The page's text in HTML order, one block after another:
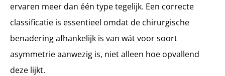
ervaren meer dan één type tegelijk. Een correcte
classificatie is essentieel omdat de chirurgische
benadering afhankelijk is van wát voor soort
asymmetrie aanwezig is, niet alleen hoe opvallend
deze lijkt.